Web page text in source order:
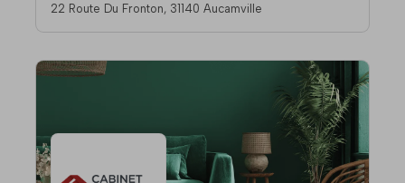
22 Route Du Fronton, 31140 Aucamville